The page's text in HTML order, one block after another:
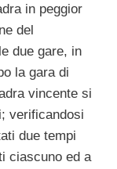
in peggior
del
due gare, in
la gara di
vincente si
verificandosi
due tempi
ciascuno ed a